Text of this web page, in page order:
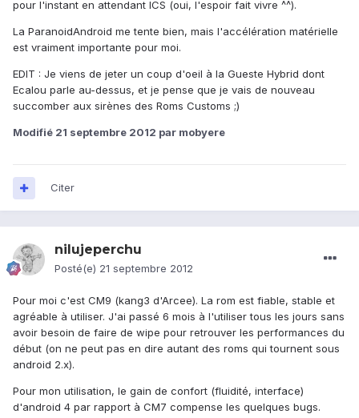
pour l'instant en attendant ICS (oui, l'espoir fait vivre ^^).
La ParanoidAndroid me tente bien, mais l'accélération matérielle
est vraiment importante pour moi.
EDIT : Je viens de jeter un coup d'oeil à la Gueste Hybrid dont
Ecalou parle au-dessus, et je pense que je vais de nouveau
succomber aux sirènes des Roms Customs ;)
Modifié 21 septembre 2012 par mobyere
Citer
nilujeperchu
Posté(e) 21 septembre 2012
Pour moi c'est CM9 (kang3 d'Arcee). La rom est fiable, stable et
agréable à utiliser. J'ai passé 6 mois à l'utiliser tous les jours sans
avoir besoin de faire de wipe pour retrouver les performances du
début (on ne peut pas en dire autant des roms qui tournent sous
android 2.x).
Pour mon utilisation, le gain de confort (fluidité, interface)
d'android 4 par rapport à CM7 compense les quelques bugs.